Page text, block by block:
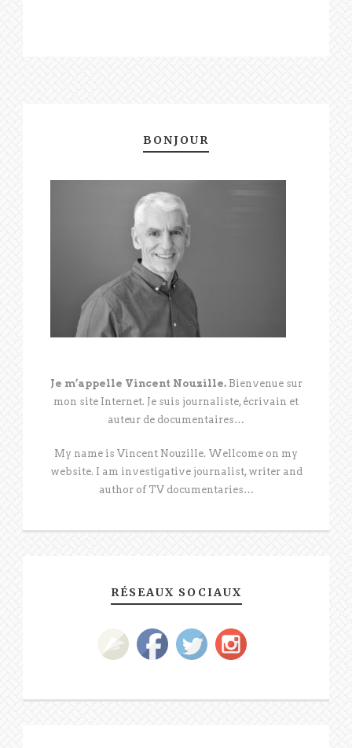
BONJOUR
Je m’appelle Vincent Nouzille.Bienvenue sur
mon site Internet. Je suis journaliste, écrivain et
auteur de documentaires…
My name is Vincent Nouzille. Wellcome on my
website. I am investigative journalist, writer and
author of TV documentaries…
RÉSEAUX SOCIAUX